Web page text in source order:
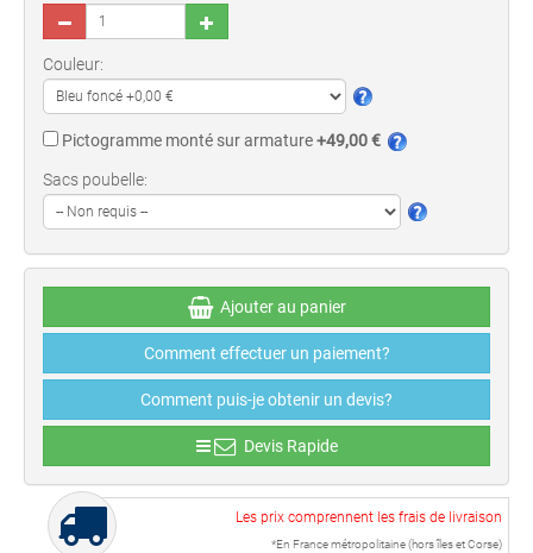
Ajouter au panier
Comment effectuer un paiement?
Comment puis-je obtenir un devis?
Devis Rapide
Couleur:
Pictogramme monté sur armature+49,00 €
Sacs poubelle:
Les prix comprennent les frais de livraison
*En France métropolitaine (hors îles et Corse)